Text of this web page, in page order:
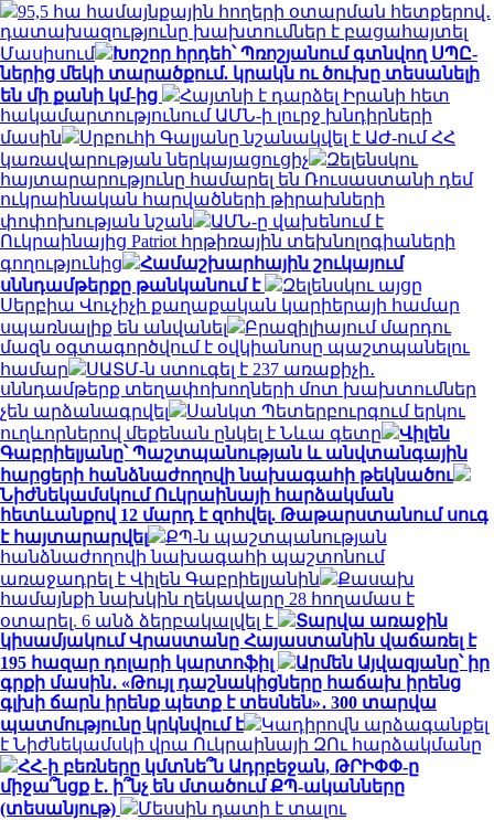
95,5 հա համայնքային հողերի օտարման հետքերով․
դատախազությունը խախտումներ է բացահայտել
Մասիսում
Խոշոր հրդեհ՝ Պռոշյանում գտնվող ՍՊԸ-
ներից մեկի տարածքում. կրակն ու ծուխը տեսանելի
են մի քանի կմ-ից
Հայտնի է դարձել Իրանի հետ
հակամարտությունում ԱՄՆ-ի լուրջ խնդիրների
մասին
Սրբուհի Գալյանը նշանակվել է ԱԺ-ում ՀՀ
կառավարության ներկայացուցիչ
Զելենսկու
հայտարարությունը համարել են Ռուսաստանի դեմ
ուկրաինական հարվածների թիրախների
փոփոխության նշան
ԱՄՆ-ը վախենում է
Ուկրաինայից Patriot հրթիռային տեխնոլոգիաների
գողությունից
Համաշխարհային շուկայում
սննդամթերքը թանկանում է
Զելենսկու այցը
Սերբիա Վուչիչի քաղաքական կարիերայի համար
սպառնալիք են անվանել
Բրազիլիայում մարդու
մազն օգտագործվում է օվկիանոսը պաշտպանելու
համար
ՍԱՏՄ-ն ստուգել է 237 առաքիչի․
սննդամթերք տեղափոխողների մոտ խախտումներ
չեն արձանագրվել
Սանկտ Պետերբուրգում երկու
ուղևորներով մեքենան ընկել է Նևա գետը
Վիլեն
Գաբրիելյանը՝ Պաշտպանության և անվտանգային
հարցերի հանձնաժողովի նախագահի թեկնածու
Նիժնեկամսկում Ուկրաինայի հարձակման
հետևանքով 12 մարդ է զոհվել. Թաթարստանում սուգ
է հայտարարվել
ՔՊ-ն պաշտպանության
հանձնաժողովի նախագահի պաշտոնում
առաջադրել է Վիլեն Գաբրիելյանին
Քասախ
համայնքի նախկին ղեկավարը 28 հողամաս է
օտարել. 6 անձ ձերբակալվել է
Տարվա առաջին
կիսամյակում Վրաստանը Հայաստանին վաճառել է
195 հազար դոլարի կարտոֆիլ
Արմեն Այվազյանը՝ իր
գրքի մասին․ «Թույլ դաշնակիցները հաճախ իրենց
գլխի ճարն իրենք պետք է տեսնեն»․ 300 տարվա
պատմությունը կրկնվում է
Կադիրովն արձագանքել
է Նիժնեկամսկի վրա Ուկրաինայի ԶՈւ հարձակմանը
ՀՀ-ի բեռները կմտնե՞ն Ադրբեջան, ԹՐԻՓՓ-ը
միջա՞նցք է․ ի՞նչ են մտածում ՔՊ-ականները
(տեսանյութ)
Մեսսին դատի է տալու